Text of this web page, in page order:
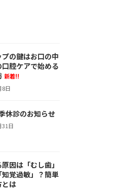
の鍵はお口の中
腔ケアで始める
新着!!
8日
休診のお知らせ
31日
因は「むし歯」
覚過敏」？簡単
とは